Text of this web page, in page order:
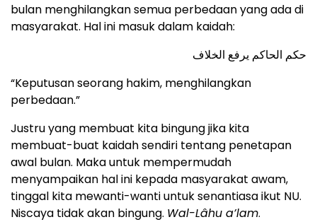
bulan menghilangkan semua perbedaan yang ada di
masyarakat. Hal ini masuk dalam kaidah:
حكم الحاكم يرفع الخلاف
“Keputusan seorang hakim, menghilangkan
perbedaan.”
Justru yang membuat kita bingung jika kita
membuat-buat kaidah sendiri tentang penetapan
awal bulan. Maka untuk mempermudah
menyampaikan hal ini kepada masyarakat awam,
tinggal kita mewanti-wanti untuk senantiasa ikut NU.
Niscaya tidak akan bingung. Wal-Lâhu a’lam.